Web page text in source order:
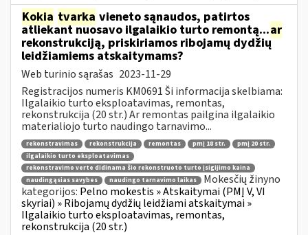
Kokia tvarka vieneto sąnaudos, patirtos
atliekant nuosavo ilgalaikio turto remontą...ar
rekonstrukciją, priskiriamos ribojamų dydžių
leidžiamiems atskaitymams?
Web turinio sąrašas 2023-11-29
Registracijos numeris KM0691 Ši informacija skelbiama:
Ilgalaikio turto eksploatavimas, remontas,
rekonstrukcija (20 str.) Ar remontas pailgina ilgalaikio
materialiojo turto naudingo tarnavimo...
rekonstravimas rekonstrukcija remontas pmį 18 str.
pmį 20 str.
ilgalaikio turto eksploatavimas
rekonstravimo verte didinama šio rekonstruoto turto įsigijimo kaina
naudingąsias savybes
naudingo tarnavimo laikas
Mokesčių žinyno
kategorijos: Pelno mokestis » Atskaitymai (PMĮ V, VI
skyriai) » Ribojamų dydžių leidžiami atskaitymai »
Ilgalaikio turto eksploatavimas, remontas,
rekonstrukcija (20 str.)